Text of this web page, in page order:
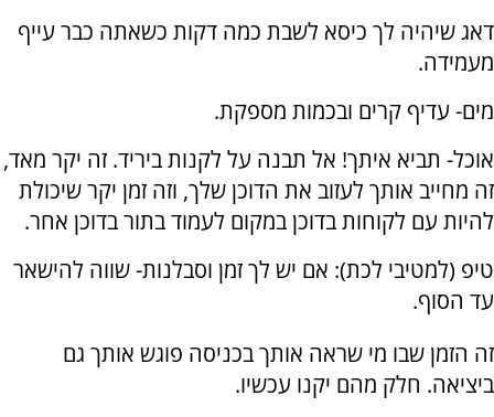
דאג שיהיה לך כיסא לשבת כמה דקות כשאתה כבר עייף
מעמידה.
מים- עדיף קרים ובכמות מספקת.
אוכל- תביא איתך! אל תבנה על לקנות ביריד. זה יקר מאד,
זה מחייב אותך לעזוב את הדוכן שלך, וזה זמן יקר שיכולת
להיות עם לקוחות בדוכן במקום לעמוד בתור בדוכן אחר.
טיפ (למטיבי לכת): אם יש לך זמן וסבלנות- שווה להישאר
עד הסוף.
זה הזמן שבו מי שראה אותך בכניסה פוגש אותך גם
ביציאה. חלק מהם יקנו עכשיו.